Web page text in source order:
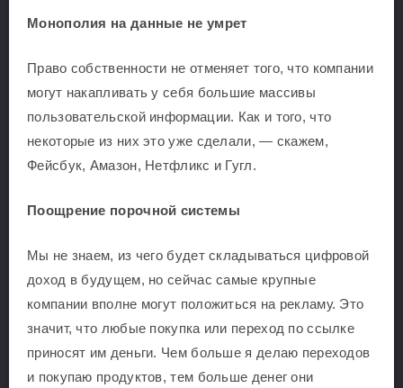
Монополия на данные не умрет
Право собственности не отменяет того, что компании
могут накапливать у себя большие массивы
пользовательской информации. Как и того, что
некоторые из них это уже сделали, — скажем,
Фейсбук, Амазон, Нетфликс и Гугл.
Поощрение порочной системы
Мы не знаем, из чего будет складываться цифровой
доход в будущем, но сейчас самые крупные
компании вполне могут положиться на рекламу. Это
значит, что любые покупка или переход по ссылке
приносят им деньги. Чем больше я делаю переходов
и покупаю продуктов, тем больше денег они